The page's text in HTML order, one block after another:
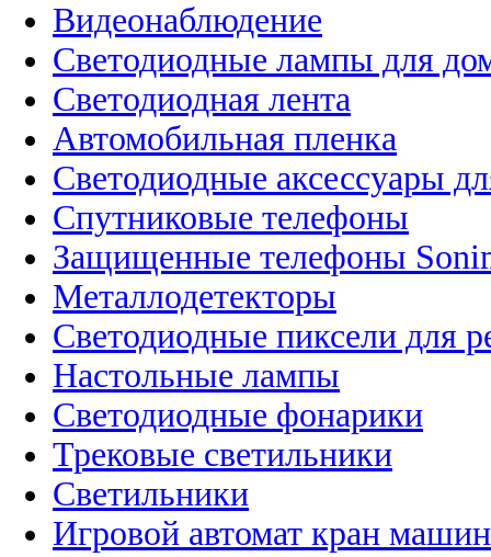
Видеонаблюдение
Светодиодные лампы для
Светодиодная лента
Автомобильная пленка
Светодиодные аксессуары
Спутниковые телефоны
Защищенные телефоны
Металлодетекторы
Светодиодные пиксели для
Настольные лампы
Светодиодные фонарики
Трековые светильники
Светильники
Игровой автомат кран